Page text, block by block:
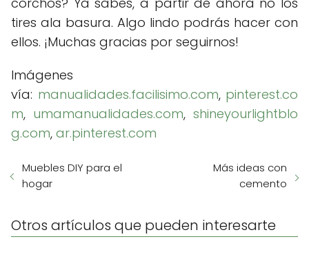
tires ala basura. Algo lindo podrás hacer con
ellos. ¡Muchas gracias por seguirnos!
Imágenes
vía: manualidades.facilisimo.com, pinterest.co
m, umamanualidades.com, shineyourlightblo
g.com, ar.pinterest.com
Muebles DIY para el
hogar
Más ideas con
cemento
Otros artículos que pueden interesarte